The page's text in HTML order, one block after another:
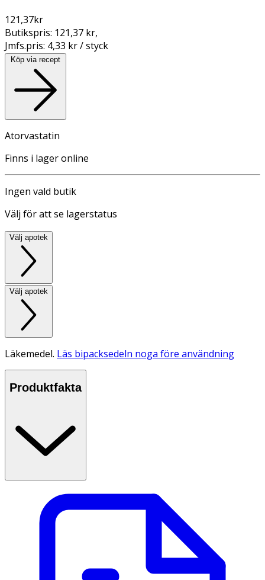
121,37kr
Butikspris: 121,37 kr,
Jmfs.pris: 4,33 kr / styck
Köp via recept
Atorvastatin
Finns i lager online
Ingen vald butik
Välj för att se lagerstatus
Välj apotek
Välj apotek
Läkemedel. Läs bipacksedeln noga före användning
Produktfakta